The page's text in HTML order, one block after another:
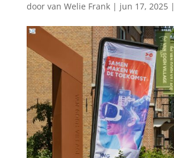
door van Welie Frank| jun 17, 2025|